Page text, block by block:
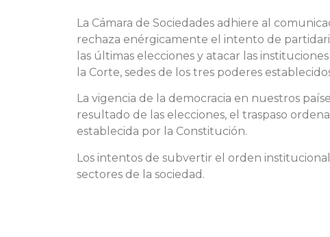
La Cámara de Sociedades adhiere al
rechaza enérgicamente el intento de
las últimas elecciones y atacar las
la Corte, sedes de los tres poderes
La vigencia de la democracia en nuestros
resultado de las elecciones, el traspaso
establecida por la Constitución.
Los intentos de subvertir el orden
sectores de la sociedad.